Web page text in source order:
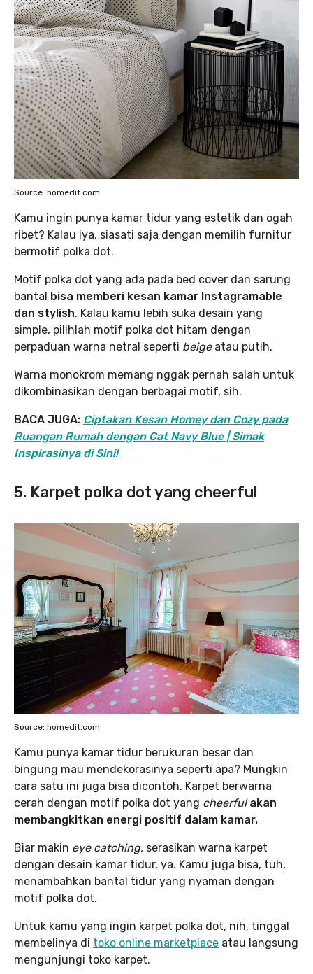
Source: homedit.com
Kamu ingin punya kamar tidur yang estetik dan ogah
ribet? Kalau iya, siasati saja dengan memilih furnitur
bermotif polka dot.
Motif polka dot yang ada pada bed cover dan sarung
bantal bisa memberi kesan kamar Instagramable
dan stylish. Kalau kamu lebih suka desain yang
simple, pilihlah motif polka dot hitam dengan
perpaduan warna netral seperti beigeatau putih.
Warna monokrom memang nggak pernah salah untuk
dikombinasikan dengan berbagai motif, sih.
BACA JUGA: Ciptakan Kesan Homey dan Cozy pada
Ruangan Rumah dengan Cat Navy Blue | Simak
Inspirasinya di Sini!
5. Karpet polka dot yang cheerful
Source: homedit.com
Kamu punya kamar tidur berukuran besar dan
bingung mau mendekorasinya seperti apa? Mungkin
cara satu ini juga bisa dicontoh. Karpet berwarna
cerah dengan motif polka dot yang cheerful akan
membangkitkan energi positif dalam kamar.
Biar makin eye catching, serasikan warna karpet
dengan desain kamar tidur, ya. Kamu juga bisa, tuh,
menambahkan bantal tidur yang nyaman dengan
motif polka dot.
Untuk kamu yang ingin karpet polka dot, nih, tinggal
membelinya di toko online marketplace atau langsung
mengunjungi toko karpet.